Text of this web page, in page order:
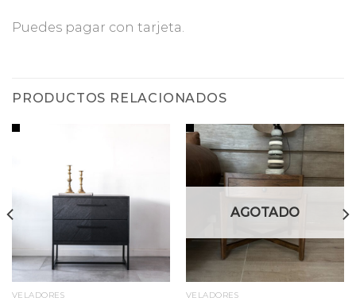
Puedes pagar con tarjeta.
PRODUCTOS RELACIONADOS
VELADORES
AGOTADO
VELADORES